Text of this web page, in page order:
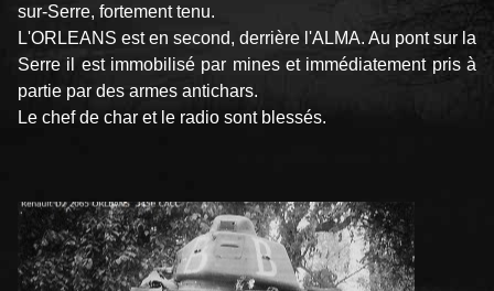
sur-Serre, fortement tenu.
L'ORLEANS est en second, derrière l'ALMA. Au pont sur la
Serre il est immobilisé par mines et immédiatement pris à
partie par des armes antichars.
Le chef de char et le radio sont blessés.